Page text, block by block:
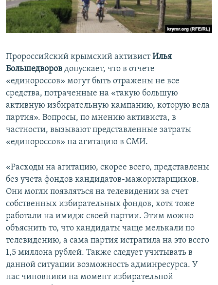
Пророссийский крымский активистИлья
Большедворов допускает, что в отчете
«единороссов» могут быть отражены не все
средства, потраченные на «такую большую
активную избирательную кампанию, которую вела
партия». Вопросы, по мнению активиста, в
частности, вызывают представленные затраты
«единороссов» на агитацию в СМИ.
«Расходы на агитацию, скорее всего, представлены
без учета фондов кандидатов-мажоритарщиков.
Они могли появляться на телевидении за счет
собственных избирательных фондов, хотя тоже
работали на имидж своей партии. Этим можно
объяснить то, что кандидаты чаще мелькали по
телевидению, а сама партия истратила на это всего
1,5 миллона рублей. Также следует учитывать в
данной ситуации возможность админресурса. У
нас чиновники на момент избирательной